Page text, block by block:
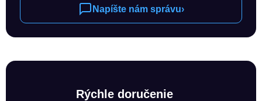
Napíšte nám správu›
Rýchle doručenie